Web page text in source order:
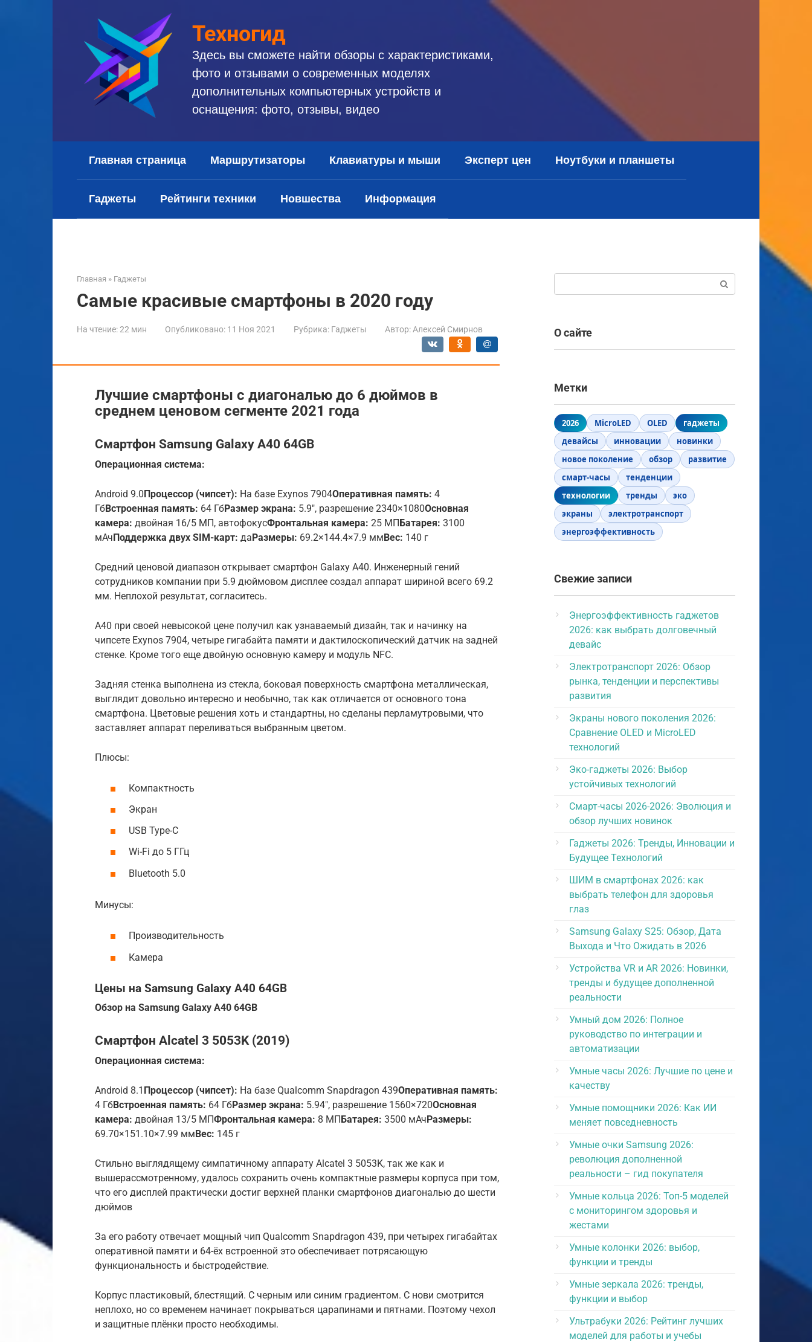
Техногид
Здесь вы сможете найти обзоры с характеристиками,
фото и отзывами о современных моделях
дополнительных компьютерных устройств и
оснащения: фото, отзывы, видео
Главная страница Маршрутизаторы Клавиатуры и мыши Эксперт цен Ноутбуки и планшеты
Гаджеты Рейтинги техники Новшества Информация
Главная » Гаджеты
Самые красивые смартфоны в 2020 году
На чтение:22 мин Опубликовано: 11 Ноя 2021 Рубрика: Гаджеты Автор: Алексей Смирнов
Лучшие смартфоны с диагональю до 6 дюймов в
среднем ценовом сегменте 2021 года
Смартфон Samsung Galaxy A40 64GB
Операционная система:
Android 9.0Процессор (чипсет): На базе Exynos 7904Оперативная память: 4
ГбВстроенная память: 64 ГбРазмер экрана: 5.9″, разрешение 2340×1080Основная
камера: двойная 16/5 МП, автофокусФронтальная камера: 25 МПБатарея: 3100
мАчПоддержка двух SIM-карт: даРазмеры: 69.2×144.4×7.9 ммВес: 140 г
Средний ценовой диапазон открывает смартфон Galaxy A40. Инженерный гений
сотрудников компании при 5.9 дюймовом дисплее создал аппарат шириной всего 69.2
мм. Неплохой результат, согласитесь.
А40 при своей невысокой цене получил как узнаваемый дизайн, так и начинку на
чипсете Exynos 7904, четыре гигабайта памяти и дактилоскопический датчик на задней
стенке. Кроме того еще двойную основную камеру и модуль NFC.
Задняя стенка выполнена из стекла, боковая поверхность смартфона металлическая,
выглядит довольно интересно и необычно, так как отличается от основного тона
смартфона. Цветовые решения хоть и стандартны, но сделаны перламутровыми, что
заставляет аппарат переливаться выбранным цветом.
Плюсы:
Компактность
Экран
USB Type-C
Wi-Fi до 5 ГГц
Bluetooth 5.0
Минусы:
Производительность
Камера
Цены на Samsung Galaxy A40 64GB
Обзор на Samsung Galaxy A40 64GB
Смартфон Alcatel 3 5053K (2019)
Операционная система:
Android 8.1 Процессор (чипсет): На базе Qualcomm Snapdragon 439Оперативная память:
4 ГбВстроенная память: 64 ГбРазмер экрана: 5.94″, разрешение 1560×720Основная
камера: двойная 13/5 МПФронтальная камера: 8 МПБатарея: 3500 мАчРазмеры:
69.70×151.10×7.99 ммВес: 145 г
Стильно выглядящему симпатичному аппарату Alcatel 3 5053K, так же как и
вышерассмотренному, удалось сохранить очень компактные размеры корпуса при том,
что его дисплей практически достиг верхней планки смартфонов диагональю до шести
дюймов
За его работу отвечает мощный чип Qualcomm Snapdragon 439, при четырех гигабайтах
оперативной памяти и 64-ёх встроенной это обеспечивает потрясающую
функциональность и быстродействие.
Корпус пластиковый, блестящий. С черным или синим градиентом. С нови смотрится
неплохо, но со временем начинает покрываться царапинами и пятнами. Поэтому чехол
и защитные плёнки просто необходимы.
О сайте
Метки
2026 MicroLED OLED
гаджеты
девайсы
инновации
новинки
новое поколение
обзор
развитие
смарт-часы
тенденции
технологии
тренды
эко
экраны
электротранспорт
энергоэффективность
Свежие записи
Энергоэффективность гаджетов
2026: как выбрать долговечный
девайс
Электротранспорт 2026: Обзор
рынка, тенденции и перспективы
развития
Экраны нового поколения 2026:
Сравнение OLED и MicroLED
технологий
Эко-гаджеты 2026: Выбор
устойчивых технологий
Смарт-часы 2026-2026: Эволюция и
обзор лучших новинок
Гаджеты 2026: Тренды, Инновации и
Будущее Технологий
ШИМ в смартфонах 2026: как
выбрать телефон для здоровья
глаз
Samsung Galaxy S25: Обзор, Дата
Выхода и Что Ожидать в 2026
Устройства VR и AR 2026: Новинки,
тренды и будущее дополненной
реальности
Умный дом 2026: Полное
руководство по интеграции и
автоматизации
Умные часы 2026: Лучшие по цене и
качеству
Умные помощники 2026: Как ИИ
меняет повседневность
Умные очки Samsung 2026:
революция дополненной
реальности – гид покупателя
Умные кольца 2026: Топ-5 моделей
с мониторингом здоровья и
жестами
Умные колонки 2026: выбор,
функции и тренды
Умные зеркала 2026: тренды,
функции и выбор
Ультрабуки 2026: Рейтинг лучших
моделей для работы и учебы